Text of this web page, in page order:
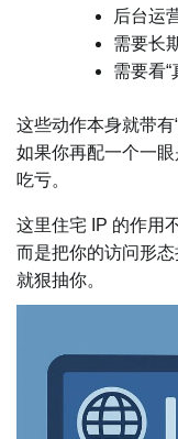
后台运
需要长
需要看“
这些动作本身就带有
如果你再配一个一
吃亏。
这里住宅 IP 的作用不
而是把你的访问形
就狠抽你。